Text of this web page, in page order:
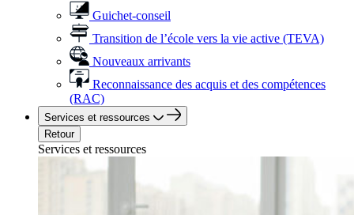
Guichet-conseil
Transition de l’école vers la vie active (TEVA)
Nouveaux arrivants
Reconnaissance des acquis et des compétences
(RAC)
Services et ressources
Retour
Services et ressources